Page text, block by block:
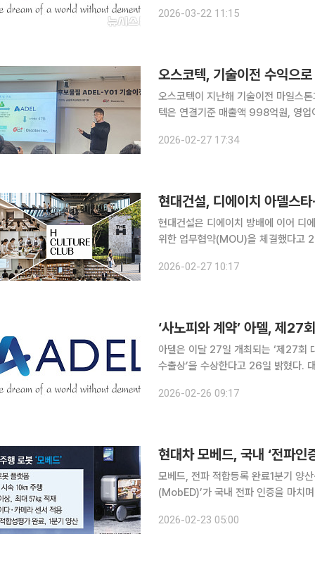
는 상장을 앞둔 기업의 기술 경쟁력과
2026-03-22 11:15
오스코텍, 기술이전 수익으
오스코텍이 지난해 기술이전 마일스톤
텍은 연결기준 매출액 998억원, 영
치료제 ‘렉라자’(성분명 레이저티닙)’
2026-02-27 17:34
현대건설, 디에이치 아델스
현대건설은 디에이치 방배에 이어 디
위한 업무협약(MOU)을 체결했다고
을 반영한 맞춤형 운영 체계를 적용한
2026-02-27 10:17
‘사노피와 계약’ 아델, 제27
아델은 이달 27일 개최되는 ‘제27회
수출상’을 수상한다고 26일 밝혔다. 대한민국신약개발상은 국내 바이오헬스 산업 발전과 신약 연구
가치와 글로벌 제약사 사노피와의 기
2026-02-26 09:17
현대차 모베드, 국내 ‘전파
모베드, 전파 적합등록 완료1분기 양산·현장 투입 본격화 현대
(MobED)’가 국내 전파 인증을 마치
2026-02-23 05:00